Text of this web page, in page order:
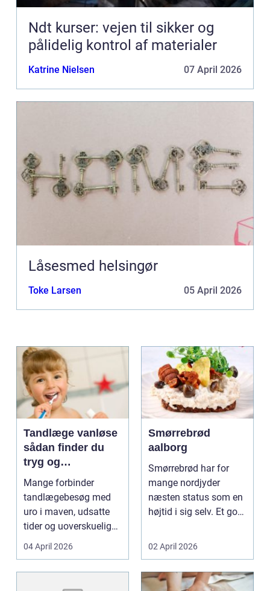
Ndt kurser: vejen til sikker og
pålidelig kontrol af materialer
Katrine Nielsen 07 April 2026
Låsesmed helsingør
Toke Larsen 05 April 2026
Tandlæge vanløse
sådan finder du
tryg og
professionel
tandpleje
Mange forbinder
tandlægebesøg med
uro i maven, udsatte
tider og uoverskuelige
priser. Samtidig ved
04 April 2026
Smørrebrød
aalborg
Smørrebrød har for
mange nordjyder
næsten status som en
højtid i sig selv. Et godt
02 April 2026